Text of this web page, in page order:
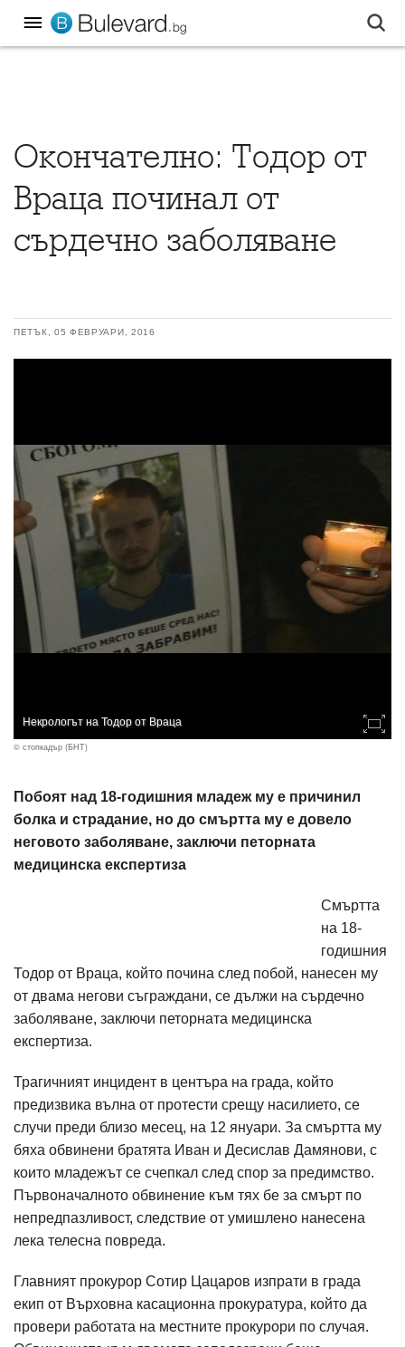
Окончателно: Тодор от
Враца починал от
сърдечно заболяване
ПЕТЪК, 05 ФЕВРУАРИ, 2016
Некрологът на Тодор от Враца
© стопкадър (БНТ)
Побоят над 18-годишния младеж му е причинил
болка и страдание, но до смъртта му е довело
неговото заболяване, заключи петорната
медицинска експертиза
Смъртта
на 18-
годишния
Тодор от Враца, който почина след побой, нанесен му
от двама негови съграждани, се дължи на сърдечно
заболяване, заключи петорната медицинска
експертиза.
Трагичният инцидент в центъра на града, който
предизвика вълна от протести срещу насилието, се
случи преди близо месец, на 12 януари. За смъртта му
бяха обвинени братята Иван и Десислав Дамянови, с
които младежът се счепкал след спор за предимство.
Първоначалното обвинение към тях бе за смърт по
непредпазливост, следствие от умишлено нанесена
лека телесна повреда.
Главният прокурор Сотир Цацаров изпрати в града
екип от Върховна касационна прокуратура, който да
провери работата на местните прокурори по случая.